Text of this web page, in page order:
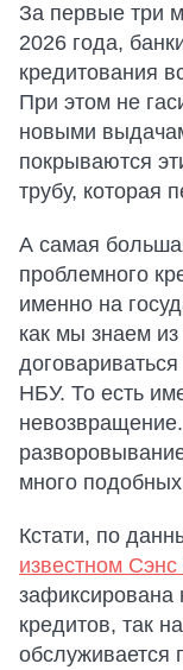
За первые три
2026 года,
кредитования
При этом не
новыми
покрываются
трубу, которая
А самая
проблемного
именно на
как мы знаем
НБУ. То есть
много
Кстати, по
известном
зафиксирована
кредитов, так
обслуживается